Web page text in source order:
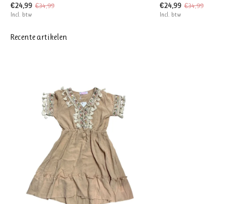
€24,99 €34,99
Incl. btw
€24,99 €34,99
Incl. btw
Recente artikelen